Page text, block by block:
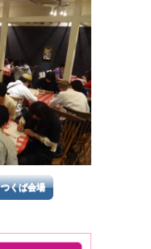
つくば会場